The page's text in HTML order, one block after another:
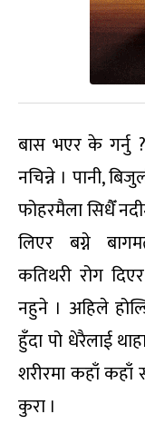
बास भएर के गर्नु
नचिन्ने । पानी,
फोहरमैला सिधैँ
लिएर बग्ने
कतिथरी रोग
नहुने । अहिले
हुँदा पो धेरैलाई
शरीरमा कहाँ कहाँ
कुरा ।